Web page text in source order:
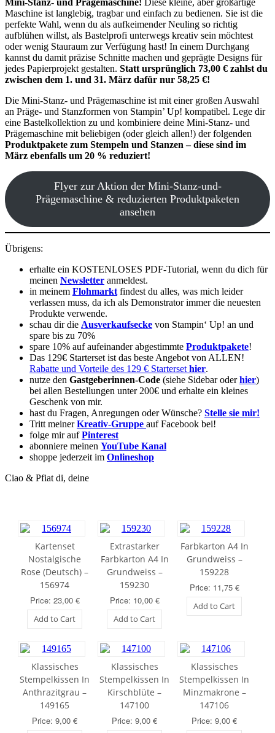
Mini-Stanz- und Prägemaschine! Diese kleine, aber großartige
Maschine ist langlebig, tragbar und einfach zu bedienen. Sie ist die
perfekte Wahl, wenn du als aufkeimender Neuling so richtig
aufblühen willst, als Bastelprofi unterwegs kreativ sein möchtest
oder wenig Stauraum zur Verfügung hast! In einem Durchgang
kannst du damit präzise Schnitte machen und geprägte Designs für
jedes Papierprojekt gestalten. Statt ursprünglich 73,00 € zahlst du
zwischen dem 1. und 31. März dafür nur 58,25 €!
Die Mini-Stanz- und Prägemaschine ist mit einer großen Auswahl
an Präge- und Stanzformen von Stampin’ Up! kompatibel. Lege dir
eine Bastelkollektion zu und kombiniere deine Mini-Stanz- und
Prägemaschine mit beliebigen (oder gleich allen!) der folgenden
Produktpakete zum Stempeln und Stanzen – diese sind im
März ebenfalls um 20 % reduziert!
Flyer zur Aktion der Mini-Stanz-und-
Prägemaschine & reduzierten Produktpaketen
ansehen
Übrigens:
erhalte ein KOSTENLOSES PDF-Tutorial, wenn du dich für
meinen Newsletter anmeldest.
in meinem Flohmarkt findest du alles, was mich leider
verlassen muss, da ich als Demonstrator immer die neuesten
Produkte verwende.
schau dir die Ausverkaufsecke von Stampin‘ Up! an und
spare bis zu 70%
spare 10% auf aufeinander abgestimmte Produktpakete!
Das 129€ Starterset ist das beste Angebot von ALLEN!
Rabatte und Vorteile des 129 € Startersethier.
nutze den Gastgeberinnen-Code (siehe Sidebar oderhier)
bei allen Bestellungen unter 200€ und erhalte ein kleines
Geschenk von mir.
hast du Fragen, Anregungen oder Wünsche? Stelle sie mir!
Tritt meinerKreativ-Gruppe auf Facebook bei!
folge mir aufPinterest
abonniere meinen YouTube Kanal
shoppe jederzeit im Onlineshop
Ciao & Pfiat di, deine
Kartenset
Nostalgische
Rose (Deutsch) –
156974
Price: 23,00 €
Add to Cart
Extrastarker
Farbkarton A4 In
Grundweiss –
159230
Price: 10,00 €
Add to Cart
Farbkarton A4 In
Grundweiss –
159228
Price: 11,75 €
Add to Cart
Klassisches
Stempelkissen In
Anthrazitgrau –
149165
Price: 9,00 €
Klassisches
Stempelkissen In
Kirschblüte –
147100
Price: 9,00 €
Klassisches
Stempelkissen In
Minzmakrone –
147106
Price: 9,00 €